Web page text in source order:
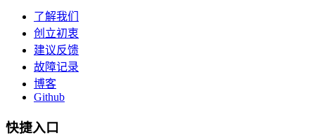
了解我们
创立初衷
建议反馈
故障记录
博客
Github
快捷入口